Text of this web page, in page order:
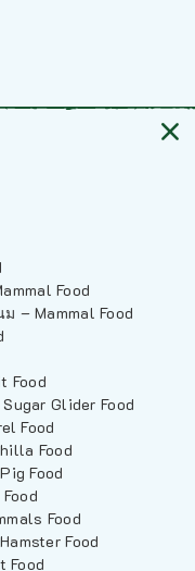
Food
– Mammal Food
Food
Glider Food
Food
Food
Food
Food
Food
Food